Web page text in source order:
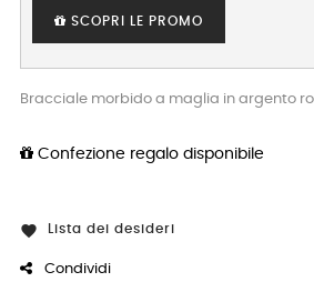
SCOPRI LE PROMO
Bracciale morbido a maglia in argento
Confezione regalo disponibile
 Lista dei desideri
Condividi